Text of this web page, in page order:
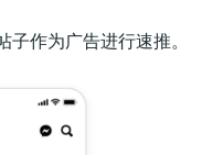
子作为广告进行速推。